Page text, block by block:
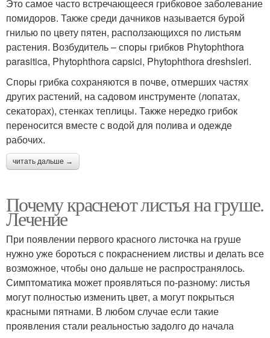
Это самое часто встречающееся грибковое заболевание
помидоров. Также среди дачников называется бурой
гнилью по цвету пятен, расползающихся по листьям
растения. Возбудитель – споры грибков Phytophthora
parasitica, Phytophthora capsici, Phytophthora dreshsleri.
Споры грибка сохраняются в почве, отмерших частях
других растений, на садовом инструменте (лопатах,
секаторах), стенках теплицы. Также нередко грибок
переносится вместе с водой для полива и одежде
рабочих.
читать дальше →
Почему краснеют листья на груше.
Лечение
При появлении первого красного листочка на груше
нужно уже бороться с покраснением листвы и делать все
возможное, чтобы оно дальше не распространялось.
Симптоматика может проявляться по-разному: листья
могут полностью изменить цвет, а могут покрыться
красными пятнами. В любом случае если такие
проявления стали реальностью задолго до начала